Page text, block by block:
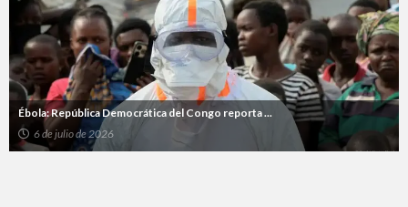
Ébola: República Democrática del Congo reporta ...
6 de julio de 2026